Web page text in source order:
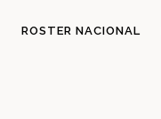
ROSTER NACIONAL